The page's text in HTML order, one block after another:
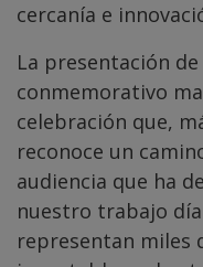
cercanía e
La presentación
conmemorativo
celebración que,
reconoce un
audiencia que ha
nuestro trabajo
representan miles